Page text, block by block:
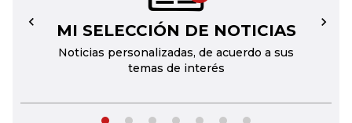
MI SELECCIÓN DE NOTICIAS
Noticias personalizadas, de acuerdo a sus
temas de interés
← →